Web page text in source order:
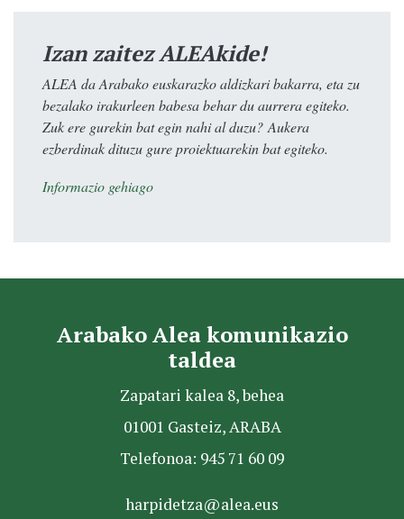
Izan zaitez ALEAkide!
ALEA da Arabako euskarazko aldizkari bakarra, eta zu
bezalako irakurleen babesa behar du aurrera egiteko.
Zuk ere gurekin bat egin nahi al duzu? Aukera
ezberdinak dituzu gure proiektuarekin bat egiteko.
Informazio gehiago
Arabako Alea komunikazio
taldea
Zapatari kalea 8, behea
01001 Gasteiz, ARABA
Telefonoa: 945 71 60 09
harpidetza@alea.eus